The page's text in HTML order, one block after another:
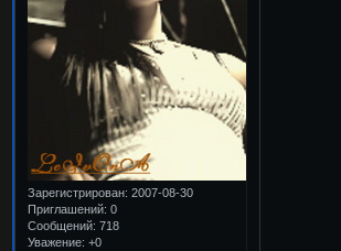
Зарегистрирован: 2007-08-30
Приглашений: 0
Сообщений: 718
Уважение: +0